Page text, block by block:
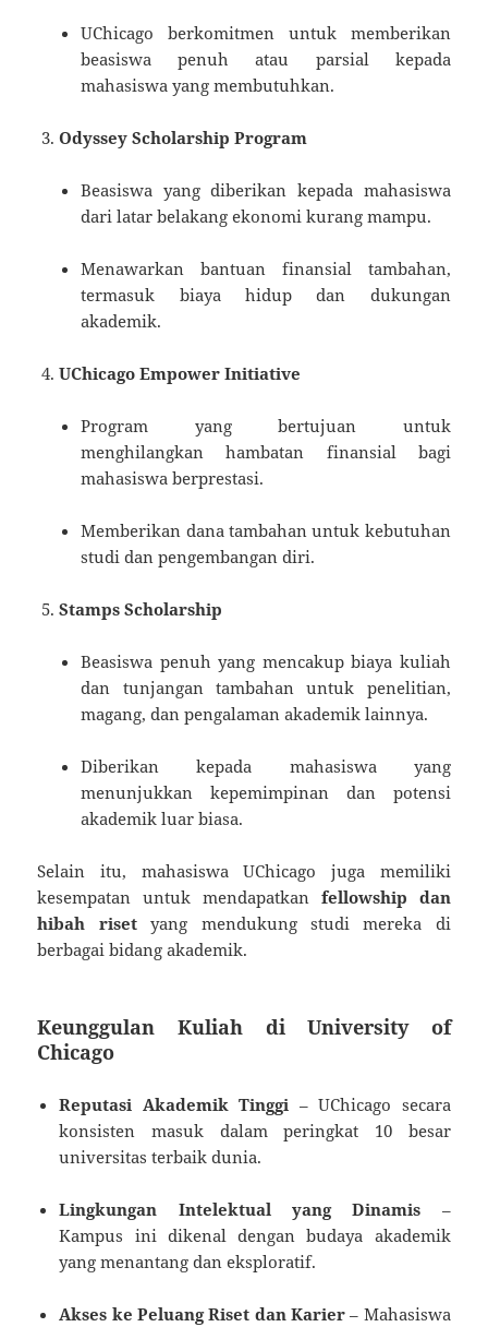
UChicago berkomitmen untuk memberikan
beasiswa penuh atau parsial kepada
mahasiswa yang membutuhkan.
Odyssey Scholarship Program
Beasiswa yang diberikan kepada mahasiswa
dari latar belakang ekonomi kurang mampu.
Menawarkan bantuan finansial tambahan,
termasuk biaya hidup dan dukungan
akademik.
UChicago Empower Initiative
Program yang bertujuan untuk
menghilangkan hambatan finansial bagi
mahasiswa berprestasi.
Memberikan dana tambahan untuk kebutuhan
studi dan pengembangan diri.
Stamps Scholarship
Beasiswa penuh yang mencakup biaya kuliah
dan tunjangan tambahan untuk penelitian,
magang, dan pengalaman akademik lainnya.
Diberikan kepada mahasiswa yang
menunjukkan kepemimpinan dan potensi
akademik luar biasa.
Selain itu, mahasiswa UChicago juga memiliki
kesempatan untuk mendapatkan fellowship dan
hibah risetyang mendukung studi mereka di
berbagai bidang akademik.
Keunggulan Kuliah di University of
Chicago
Reputasi Akademik Tinggi – UChicago secara
konsisten masuk dalam peringkat 10 besar
universitas terbaik dunia.
Lingkungan Intelektual yang Dinamis –
Kampus ini dikenal dengan budaya akademik
yang menantang dan eksploratif.
Akses ke Peluang Riset dan Karier– Mahasiswa